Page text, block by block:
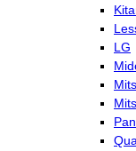
LG